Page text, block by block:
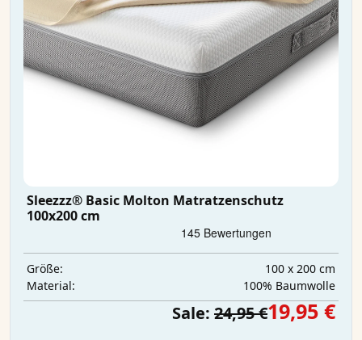
Sleezzz® Basic Molton Matratzenschutz
100x200 cm
Größe:
100 x 200 cm
Material:
100% Baumwolle
Sale: 24,95 €19,95 €